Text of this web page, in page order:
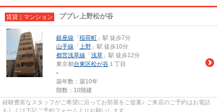
賃貸｜マンション ププレ上野松が谷
銀座線 「 稲荷町 」駅 徒歩7分
山手線 「 上野 」駅 徒歩10分
都営浅草線 「 浅草 」駅 徒歩12分
東京都台東区松が谷 １丁目
-
築年数：築10年
階数：10階建
経験豊富なスタッフがご希望に沿ってお部屋をご提案♪ ご来店のご予約はお電話
もしくは下記ご予約フォームよりお願いします。